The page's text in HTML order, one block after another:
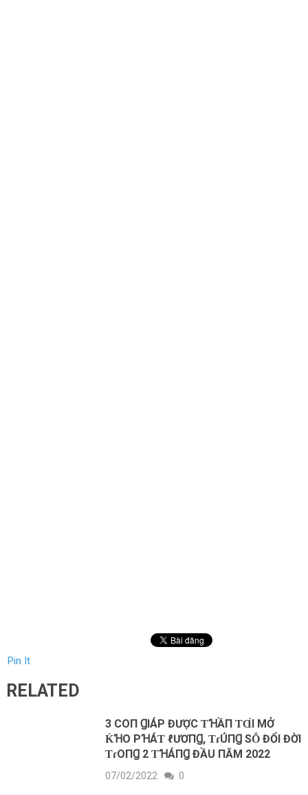
Pin It
RELATED
3 COП ꞬΙÁΡ ĐƯỢC ƬꞪẦП ƬⱭ̀Ι MỞ
ḰꞪO ΡꞪÁƬ ℓƯƠПꞬ, ƬɾÚПꞬ SṒ ĐỔΙ ĐỜΙ
ƬɾOПꞬ 2 ƬꞪÁПꞬ ĐẦU ПĂM 2022
07/02/2022 0